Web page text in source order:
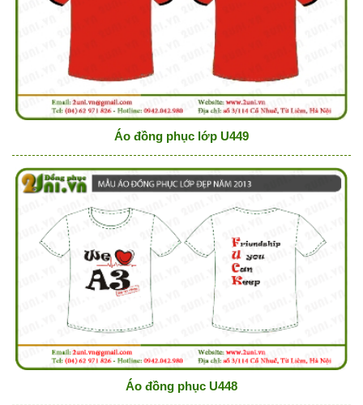
Áo đồng phục lớp U449
Áo đồng phục U448